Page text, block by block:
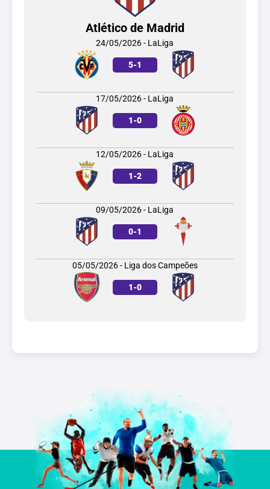
Atlético de Madrid
24/05/2026 - LaLiga
5-1
17/05/2026 - LaLiga
1-0
12/05/2026 - LaLiga
1-2
09/05/2026 - LaLiga
0-1
05/05/2026 - Liga dos Campeões
1-0